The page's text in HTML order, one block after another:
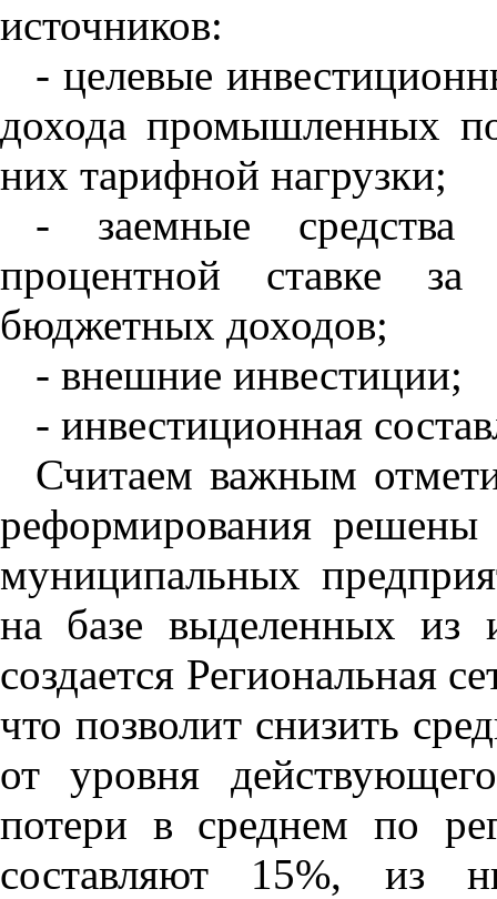
источников:
- целевые
дохода промышленных
них тарифной нагрузки;
- заемные
процентной ставке за
бюджетных доходов;
- внешние инвестиции;
- инвестиционная
Считаем важным
реформирования
муниципальных
на базе выделенных из
создается Региональная
что позволит снизить
от уровня
потери в среднем по
составляют 15%, из